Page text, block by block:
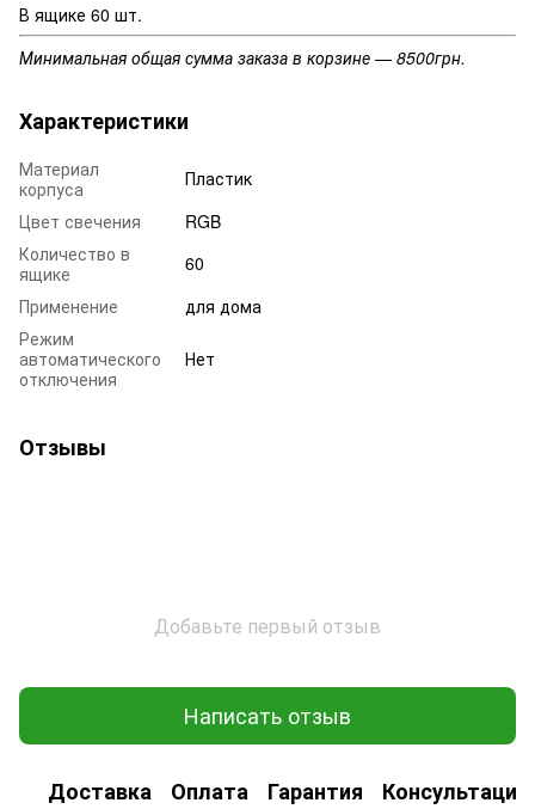
В ящике 60 шт.
Минимальная общая сумма заказа в корзине — 8500грн.
Характеристики
Материал
корпуса
Пластик
Цвет свечения
RGB
Количество в
ящике
60
Применение
для дома
Режим
автоматического
отключения
Нет
Отзывы
Добавьте первый отзыв
Написать отзыв
Доставка Оплата Гарантия Консультация